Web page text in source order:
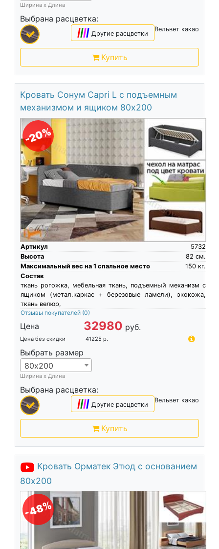
Ширина х Длина
Выбрана расцветка:
Вельвет какао
|||| Другие расцветки
Купить
Кровать Сонум Capri L с подъемным
механизмом и ящиком 80х200
-20%
Артикул
5732
Высота
см.
82
Максимальный вес на 1 спальное место
кг.
150
Состав
ткань рогожка, мебельная ткань, подъемный механизм с
ящиком (метал.каркас + березовые ламели), экокожа,
ткань велюр,
Отзывы покупателей (0)
Цена 32980 руб.
Цена без скидки 41225 р.
Выбрать размер
80х200
Ширина х Длина
Выбрана расцветка:
Вельвет какао
|||| Другие расцветки
Купить
Кровать Орматек Этюд с основанием
80х200
-48%